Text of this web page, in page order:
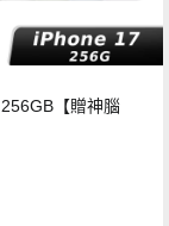
【贈神腦